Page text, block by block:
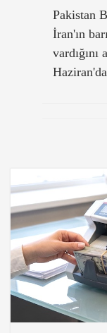
Pakistan
İran'ın
vardığını